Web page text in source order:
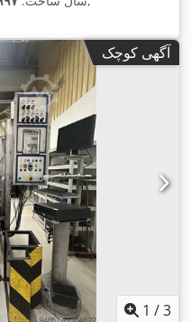
آگهی کوچک
1 /3